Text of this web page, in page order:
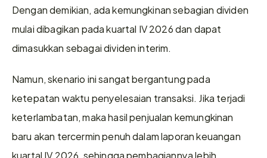
Dengan demikian, ada kemungkinan sebagian dividen
mulai dibagikan pada kuartal IV 2026 dan dapat
dimasukkan sebagai dividen interim.
Namun, skenario ini sangat bergantung pada
ketepatan waktu penyelesaian transaksi. Jika terjadi
keterlambatan, maka hasil penjualan kemungkinan
baru akan tercermin penuh dalam laporan keuangan
kuartal IV 2026, sehingga pembagiannya lebih